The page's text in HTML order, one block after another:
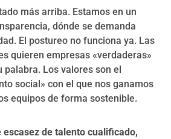
más arriba. Estamos en un
dónde se demanda
El postureo no funciona ya. Las
quieren empresas «verdaderas»
Los valores son el
social» con el que nos ganamos
equipos de forma sostenible.
escasez de talento cualificado,